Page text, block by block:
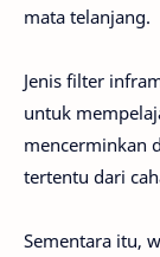
mata telanjang.
Jenis filter
untuk
mencerminkan
tertentu dari
Sementara itu,